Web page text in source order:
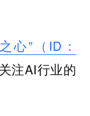
心”（ID：
注AI行业的